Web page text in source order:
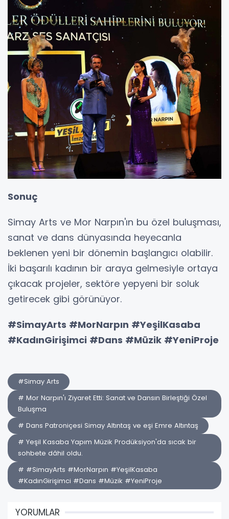
Sonuç
Simay Arts ve Mor Narpın'ın bu özel buluşması,
sanat ve dans dünyasında heyecanla
beklenen yeni bir dönemin başlangıcı olabilir.
İki başarılı kadının bir araya gelmesiyle ortaya
çıkacak projeler, sektöre yepyeni bir soluk
getirecek gibi görünüyor.
#SimayArts #MorNarpın #YeşilKasaba
#KadınGirişimci #Dans #Müzik #YeniProje
#Simay Arts
# Mor Narpın'ı Ziyaret Etti: Sanat ve Dansın Birleştiği Özel
Buluşma
# Dans Patroniçesi Simay Altıntaş ve eşi Emre Altıntaş
# Yeşil Kasaba Yapım Müzik Prodüksiyon'da sıcak bir
sohbete dâhil oldu.
# #SimayArts #MorNarpın #YeşilKasaba
#KadınGirişimci #Dans #Müzik #YeniProje
YORUMLAR